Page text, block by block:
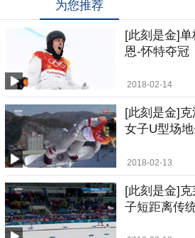
为您推荐
[此刻是金]
恩-怀特夺冠
2018-02-14
[此刻是金]
女子U型场
2018-02-13
[此刻是金]
子短距离传